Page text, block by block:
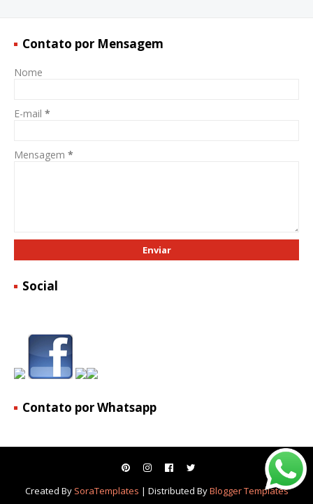
Contato por Mensagem
Nome
E-mail *
Mensagem *
Social
Contato por Whatsapp
Created By SoraTemplates | Distributed ByBlogger Templates